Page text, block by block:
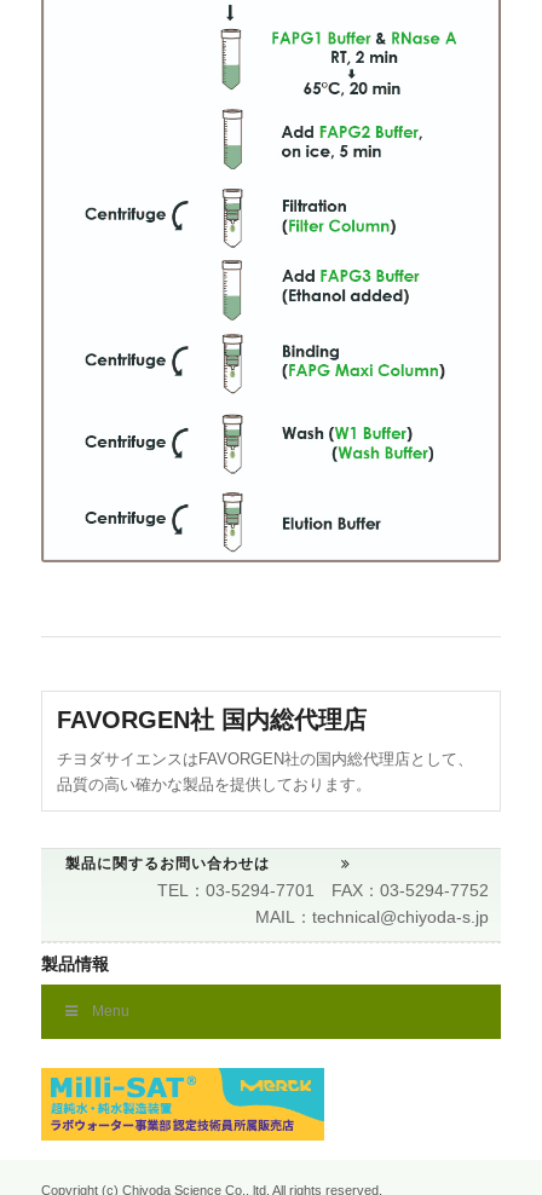
FAVORGEN社 国内総代理店
チヨダサイエンスはFAVORGEN社の国内総代理店として、
品質の高い確かな製品を提供しております。
製品に関するお問い合わせは
TEL：03-5294-7701 FAX：03-5294-7752
MAIL：technical@chiyoda-s.jp
製品情報
Menu
Copyright (c) Chiyoda Science Co., ltd. All rights reserved.